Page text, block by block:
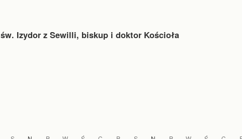
św. Izydor z Sewilli, biskup i doktor Kościoła